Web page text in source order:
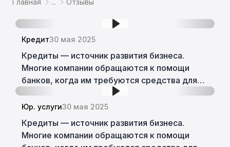
Главная ... Отзывы
Кредит30 мая 2025
Кредиты — источник развития бизнеса.
Многие компании обращаются к помощи
банков, когда им требуются средства для
проектов либо покрытия срочных расходов.
Рассмотрим, как взять кредит для бизнеса
без залога. Кредиты — источник развития
бизнеса. Многие компании обращаются к
помощи банков, когда им требуются
Юр. услуги30 мая 2025
Кредиты — источник развития бизнеса.
Многие компании обращаются к помощи